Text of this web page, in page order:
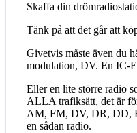
Skaffa din
Tänk på att det går att
Givetvis måste även du
modulation, DV. En IC-
Eller en lite större radio
ALLA trafiksätt, det är
AM, FM, DV, DR, DD,
en sådan radio.